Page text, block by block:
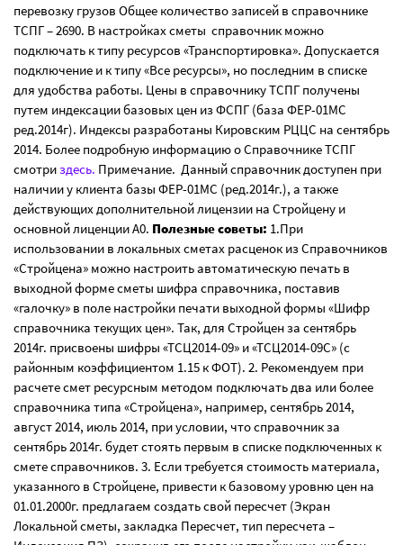
перевозку грузов Общее количество записей в справочнике
ТСПГ – 2690. В настройках сметы справочник можно
подключать к типу ресурсов «Транспортировка». Допускается
подключение и к типу «Все ресурсы», но последним в списке
для удобства работы. Цены в справочнику ТСПГ получены
путем индексации базовых цен из ФСПГ (база ФЕР-01МС
ред.2014г). Индексы разработаны Кировским РЦЦС на сентябрь
2014. Более подробную информацию о Справочнике ТСПГ
смотриздесь. Примечание. Данный справочник доступен при
наличии у клиента базы ФЕР-01МС (ред.2014г.), а также
действующих дополнительной лицензии на Стройцену и
основной лиценции А0. Полезные советы: 1.При
использовании в локальных сметах расценок из Справочников
«Стройцена» можно настроить автоматическую печать в
выходной форме сметы шифра справочника, поставив
«галочку» в поле настройки печати выходной формы «Шифр
справочника текущих цен». Так, для Стройцен за сентябрь
2014г. присвоены шифры «ТСЦ2014-09» и «ТСЦ2014-09С» (с
районным коэффициентом 1.15 к ФОТ). 2. Рекомендуем при
расчете смет ресурсным методом подключать два или более
справочника типа «Стройцена», например, сентябрь 2014,
август 2014, июль 2014, при условии, что справочник за
сентябрь 2014г. будет стоять первым в списке подключенных к
смете справочников. 3. Если требуется стоимость материала,
указанного в Стройцене, привести к базовому уровню цен на
01.01.2000г. предлагаем создать свой пересчет (Экран
Локальной сметы, закладка Пересчет, тип пересчета –